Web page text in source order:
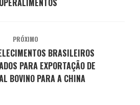
PRÓXIMO
BRASILEIROS
PARA EXPORTAÇÃO DE
BOVINO PARA A CHINA